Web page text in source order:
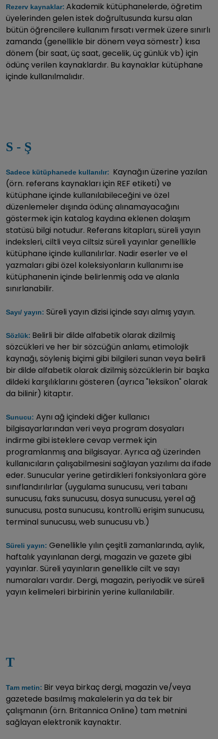
Rezerv kaynaklar: Akademik kütüphanelerde, öğretim
üyelerinden gelen istek doğrultusunda kursu alan
bütün öğrencilere kullanım fırsatı vermek üzere sınırlı
zamanda (genellikle bir dönem veya sömestr) kısa
dönem (bir saat, üç saat, gecelik, üç günlük vb) için
ödünç verilen kaynaklardır. Bu kaynaklar kütüphane
içinde kullanılmalıdır.
S - Ş
Sadece kütüphanede kullanılır: Kaynağın üzerine yazılan
(örn. referans kaynakları için REF etiketi) ve
kütüphane içinde kullanılabileceğini ve özel
düzenlemeler dışında ödünç alınamayacağını
göstermek için katalog kaydına eklenen dolaşım
statüsü bilgi notudur. Referans kitapları, süreli yayın
indeksleri, ciltli veya ciltsiz süreli yayınlar genellikle
kütüphane içinde kullanılırlar. Nadir eserler ve el
yazmaları gibi özel koleksiyonların kullanımı ise
kütüphanenin içinde belirlenmiş oda ve alanla
sınırlanabilir.
Sayı/ yayın: Süreli yayın dizisi içinde sayı almış yayın.
Sözlük: Belirli bir dilde alfabetik olarak dizilmiş
sözcükleri ve her bir sözcüğün anlamı, etimolojik
kaynağı, söyleniş biçimi gibi bilgileri sunan veya belirli
bir dilde alfabetik olarak dizilmiş sözcüklerin bir başka
dildeki karşılıklarını gösteren (ayrıca "leksikon" olarak
da bilinir) kitaptır.
Sunucu: Aynı ağ içindeki diğer kullanıcı
bilgisayarlarından veri veya program dosyaları
indirme gibi isteklere cevap vermek için
programlanmış ana bilgisayar. Ayrıca ağ üzerinden
kullanıcıların çalışabilmesini sağlayan yazılımı da ifade
eder. Sunucular yerine getirdikleri fonksiyonlara göre
sınıflandırılırlar (uygulama sunucusu, veri tabanı
sunucusu, faks sunucusu, dosya sunucusu, yerel ağ
sunucusu, posta sunucusu, kontrollü erişim sunucusu,
terminal sunucusu, web sunucusu vb.)
Süreli yayın: Genellikle yılın çeşitli zamanlarında, aylık,
haftalık yayınlanan dergi, magazin ve gazete gibi
yayınlar. Süreli yayınların genellikle cilt ve sayı
numaraları vardır. Dergi, magazin, periyodik ve süreli
yayın kelimeleri birbirinin yerine kullanılabilir.
T
Tam metin: Bir veya birkaç dergi, magazin ve/veya
gazetede basılmış makalelerin ya da tek bir
çalışmanın (örn. Britannica Online) tam metnini
sağlayan elektronik kaynaktır.